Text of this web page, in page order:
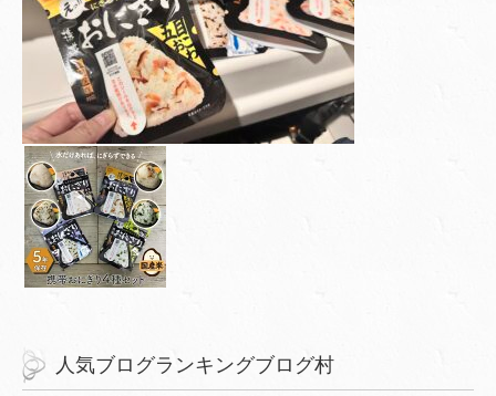
人気ブログランキングブログ村